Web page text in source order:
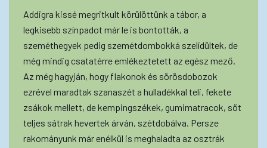
Addigra kissé megritkult körülöttünk a tábor, a
legkisebb színpadot már le is bontották, a
szeméthegyek pedig szemétdombokká szelídültek, de
még mindig csatatérre emlékeztetett az egész mező.
Az még hagyján, hogy flakonok és sörösdobozok
ezrével maradtak szanaszét a hulladékkal teli, fekete
zsákok mellett, de kempingszékek, gumimatracok, sőt
teljes sátrak hevertek árván, szétdobálva. Persze
rakományunk már enélkül is meghaladta az osztrák